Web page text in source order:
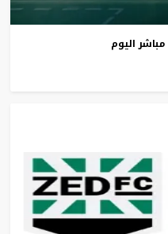
مباشر اليوم